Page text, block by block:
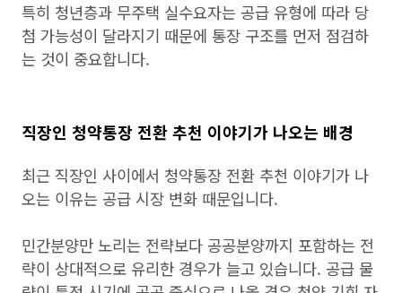
특히 청년층과 무주택 실수요자는 공급 유형에 따라 당
첨 가능성이 달라지기 때문에 통장 구조를 먼저 점검하
는 것이 중요합니다.
직장인 청약통장 전환 추천 이야기가 나오는 배경
최근 직장인 사이에서 청약통장 전환 추천 이야기가 나
오는 이유는 공급 시장 변화 때문입니다.
민간분양만 노리는 전략보다 공공분양까지 포함하는 전
략이 상대적으로 유리한 경우가 늘고 있습니다. 공급 물